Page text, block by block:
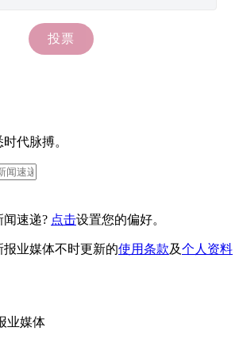
代脉搏。
闻速递? 点击设置您的偏好。
业媒体不时更新的使用条款及个人资料
业媒体